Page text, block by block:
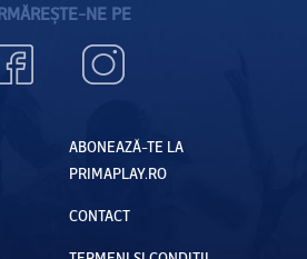
NE PE
ABONEAZĂ-TE LA
PRIMAPLAY.RO
CONTACT